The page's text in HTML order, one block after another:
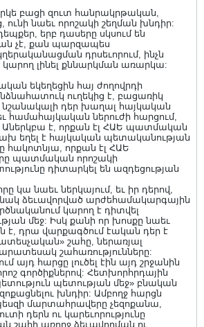
բացի զուտ հանրակրթական,
ունի նաեւ որոշակի շեղման խնդիր:
երբ դասերը սկսում են
չէ, քան պարզապես
դրսեւորում, ինչն
կարող լինել քննարկման առարկա:
եկեղեցին հայ ժողովրդի
ուղեկից է, բացառիկ
նշանակալի դեր խաղալ հայկական
համահայկական ներուժի հարցում,
Աներկբա է, որքան էլ ՀԱԵ պատմական
եղել է հայկական պետականության
հակոտնյա, որքան էլ ՀԱԵ
պատմական որոշակի
դիտարկել են ազդեցության
կա նաեւ ներկայում, եւ իր դերով,
ձեւավորված արժեհամակարգային
կարող է դիտվել
մեջ: Իսկ քանի որ խոսքը նաեւ
է, դրա վարքագծում էական դեր է
շահը, ներառյալ
շահառությունները:
այդ հարցը լուծել էին այդ շրջանին
գործիքներով: Հետխորհրդային
պետության մեջ» բնական
խնդիր: Ամբողջ հարցն
մարտահրավերը չեզոքանա,
դերն ու կարեւորությունը
շահի առողջ ձեւավորման ու